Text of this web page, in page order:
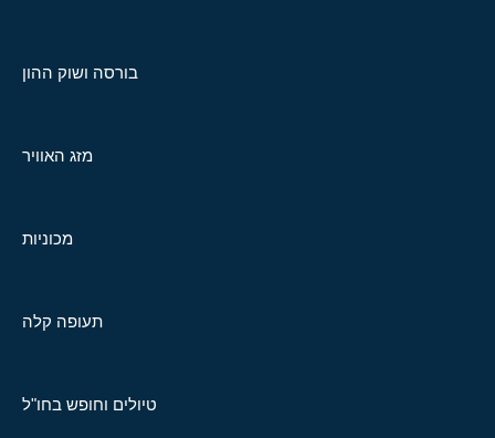
בורסה ושוק ההון
מזג האוויר
מכוניות
תעופה קלה
טיולים וחופש בחו"ל